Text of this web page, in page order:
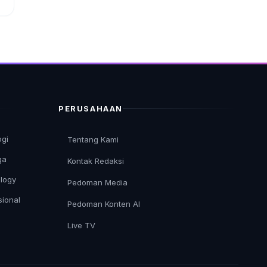
PERUSAHAAN
Tentang Kami
Kontak Redaksi
Pedoman Media
Pedoman Konten AI
Live TV